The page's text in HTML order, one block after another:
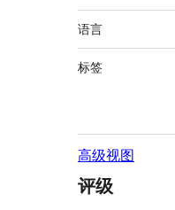
语言
标签
高级视图
评级